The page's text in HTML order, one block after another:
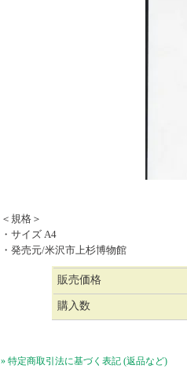
＜規格＞
・サイズ A4
・発売元/米沢市上杉博物館
販売価格
購入数
» 特定商取引法に基づく表記 (返品など)